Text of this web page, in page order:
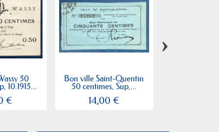
50
10.1915...
€
Bon ville Saint-Quentin
50 centimes, Sup,...
14,00 €
›